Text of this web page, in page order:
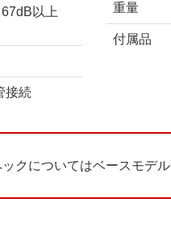
以上
接続
重量
付属品
クについてはベースモデル